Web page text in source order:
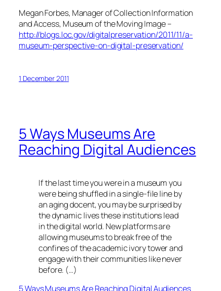
Megan Forbes, Manager of Collection Information
and Access, Museum of the Moving Image –
http://blogs.loc.gov/digitalpreservation/2011/11/a-
museum-perspective-on-digital-preservation/
1 December 2011
5 Ways Museums Are
Reaching Digital Audiences
If the last time you were in a museum you
were being shuffled in a single-file line by
an aging docent, you may be surprised by
the dynamic lives these institutions lead
in the digital world. New platforms are
allowing museums to break free of the
confines of the academic ivory tower and
engage with their communities like never
before. (…)
5 Ways Museums Are Reaching Digital Audiences